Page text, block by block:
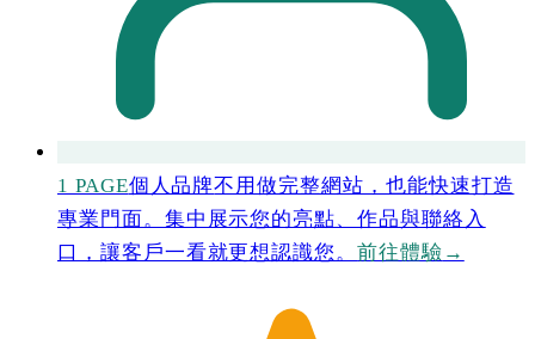
1 PAGE個人品牌不用做完整網站，也能快速打造
專業門面。集中展示您的亮點、作品與聯絡入
口，讓客戶一看就更想認識您。前往體驗 →